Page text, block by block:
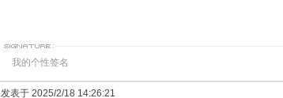
我的个性签名
发表于 2025/2/18 14:26:21